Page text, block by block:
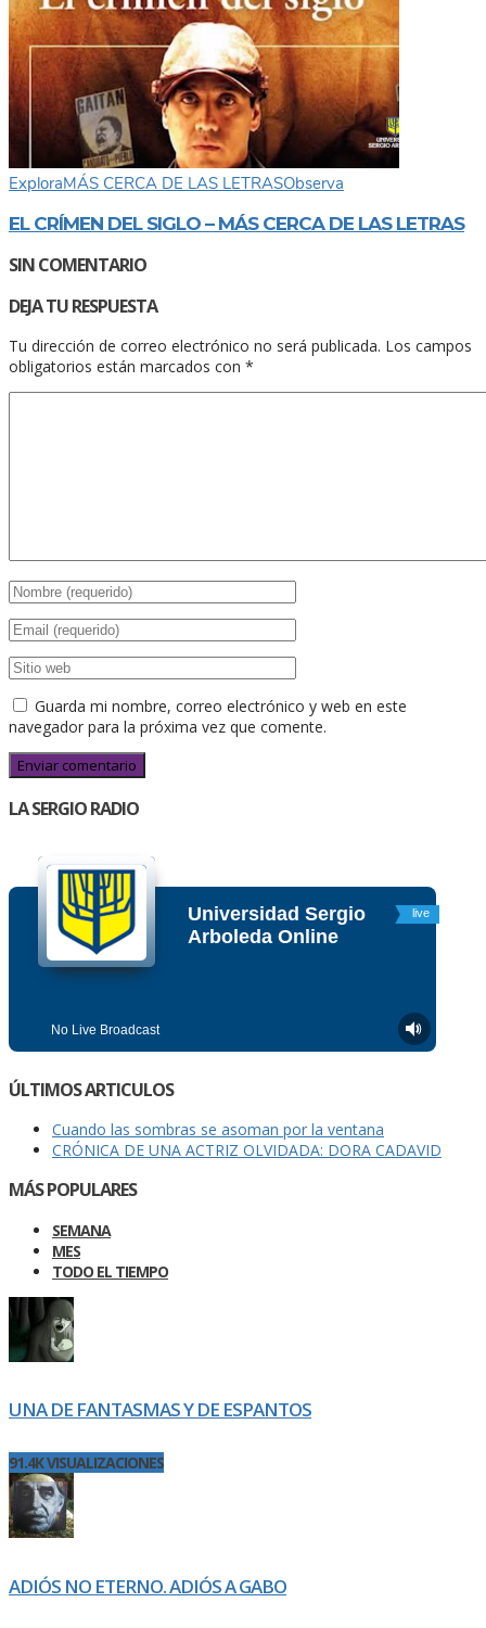
ExploraMÁS CERCA DE LAS LETRASObserva
EL CRÍMEN DEL SIGLO – MÁS CERCA DE LAS LETRAS
SIN COMENTARIO
DEJA TU RESPUESTA
Tu dirección de correo electrónico no será publicada. Los campos
obligatorios están marcados con *
Guarda mi nombre, correo electrónico y web en este
navegador para la próxima vez que comente.
LA SERGIO RADIO
ÚLTIMOS ARTICULOS
Cuando las sombras se asoman por la ventana
CRÓNICA DE UNA ACTRIZ OLVIDADA: DORA CADAVID
MÁS POPULARES
SEMANA
MES
TODO EL TIEMPO
UNA DE FANTASMAS Y DE ESPANTOS
91.4K VISUALIZACIONES
ADIÓS NO ETERNO. ADIÓS A GABO